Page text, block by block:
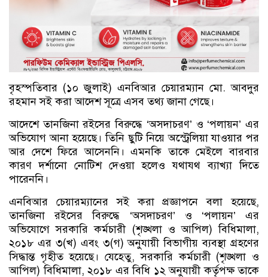
বৃহস্পতিবার (১০ জুলাই) এনবিআর চেয়ারম্যান মো. আবদুর
রহমান সই করা আদেশ সূত্রে এসব তথ্য জানা গেছে।
আদেশে তানজিনা রইসের বিরুদ্ধে ‘অসদাচরণ’ ও ‘পলায়ন’ এর
অভিযোগ আনা হয়েছে। তিনি ছুটি নিয়ে অস্ট্রেলিয়া যাওয়ার পর
আর দেশে ফিরে আসেননি। এমনকি তাকে মেইলে বারবার
কারণ দর্শানো নোটিশ দেওয়া হলেও যথাযথ ব্যাখ্যা দিতে
পারেননি।
এনবিআর চেয়ারম্যানের সই করা প্রজ্ঞাপনে বলা হয়েছে,
তানজিনা রইসের বিরুদ্ধে ‘অসদাচরণ’ ও ‘পলায়ন’ এর
অভিযোগে সরকারি কর্মচারী (শৃঙ্খলা ও আপিল) বিধিমালা,
২০১৮ এর ৩(খ) এবং ৩(গ) অনুযায়ী বিভাগীয় ব্যবস্থা গ্রহণের
সিদ্ধান্ত গৃহীত হয়েছে। যেহেতু, সরকারি কর্মচারী (শৃঙ্খলা ও
আপিল) বিধিমালা, ২০১৮ এর বিধি ১২ অনুযায়ী কর্তৃপক্ষ তাকে